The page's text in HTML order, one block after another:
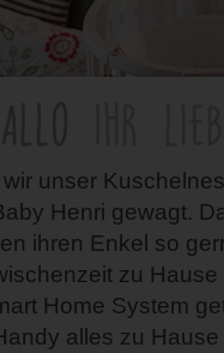
unser
Henri gewagt.
ihren Enkel so
zu
Home System
alles zu